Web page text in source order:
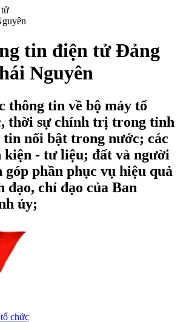
tử
tin điện tử Đảng
Nguyên
thông tin về bộ máy tổ
thời sự chính trị trong tỉnh
tin nổi bật trong nước; các
kiện - tư liệu; đất và người
góp phần phục vụ hiệu quả
đạo, chỉ đạo của Ban
ủy;
chức